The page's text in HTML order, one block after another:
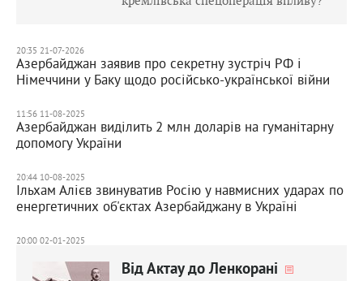
20:35 21-07-2026
Азербайджан заявив про секретну зустріч РФ і
Німеччини у Баку щодо російсько-української війни
11:56 11-08-2025
Азербайджан виділить 2 млн доларів на гуманітарну
допомогу України
20:44 10-08-2025
Ільхам Алієв звинуватив Росію у навмисних ударах по
енергетичних об'єктах Азербайджану в Україні
20:00 02-01-2025
Від Актау до Ленкорані